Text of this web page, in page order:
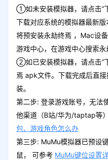
①如未安装模拟器，请点击“
下载对应系统的模拟器最新
将预安装永劫终焉 ，Mac设
游戏中心，在游戏中心搜索永
②如已安装模拟器，请点击“
焉 apk文件。下载完成后直
装。
第二步: 登录游戏账号，无法
他渠道（B站/华为/taptap等
包、游戏角色怎么办
第三步: MuMu模拟器已预设
鼠， 可参考 MuMu键位设置